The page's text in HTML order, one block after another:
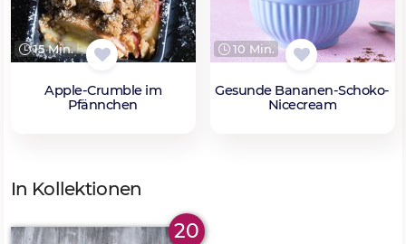
15 Min.
Apple-Crumble im
Pfännchen
10 Min.
Gesunde Bananen-Schoko-
Nicecream
In Kollektionen
20